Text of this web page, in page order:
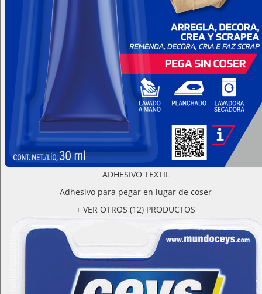
ADHESIVO TEXTIL
Adhesivo para pegar en lugar de coser
+ VER OTROS (12) PRODUCTOS